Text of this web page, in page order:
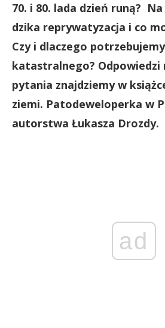
70. i 80. lada dzień runą?
dzika reprywatyzacja i co
Czy i dlaczego
katastralnego? Odpowiedzi
pytania znajdziemy w
ziemi. Patodeweloperka w
autorstwa Łukasza Drozdy.
ad